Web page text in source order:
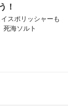
！
スポリッシャーも
死海ソルト